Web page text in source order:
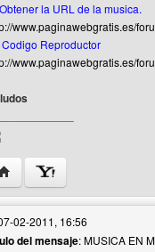
Obtener la URL de la musica.
www.paginawebgratis.es/
Codigo Reproductor
www.paginawebgratis.es/
sitio web del autor:
02-2011, 16:56
del mensaje: MUSICA EN